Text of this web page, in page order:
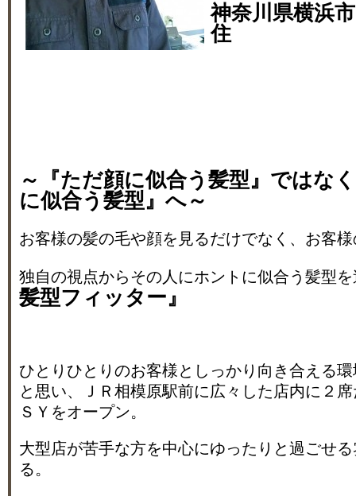
神奈川県横浜
住
～『ただ顔に似合う髪型』ではな
に似合う髪型』へ～
お客様の髪の毛や顔を見るだけでなく、お客
独自の視点からその人にホントに似合う髪型
髪型フィッター』
ひとりひとりのお客様としっかり向き合える
と思い、ＪＲ相模原駅前に広々した店内に２
ＳＹをオープン。
大型店が苦手な方を中心にゆったりと過ごせ
る。